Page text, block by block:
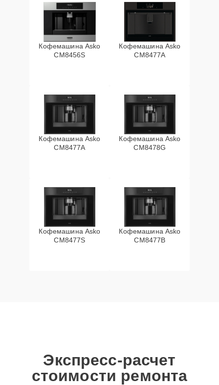
Кофемашина Asko
CM8456S
Кофемашина Asko
CM8477A
Кофемашина Asko
СМ8477А
Кофемашина Asko
CM8478G
Кофемашина Asko
CM8477S
Кофемашина Asko
CM8477B
Экспресс-расчет
стоимости ремонта